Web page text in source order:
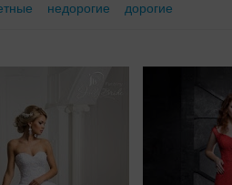
недорогие дорогие